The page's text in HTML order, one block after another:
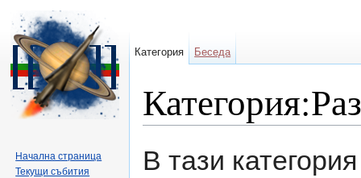
В тази
Категория Беседа
Начална страница
Текущи събития